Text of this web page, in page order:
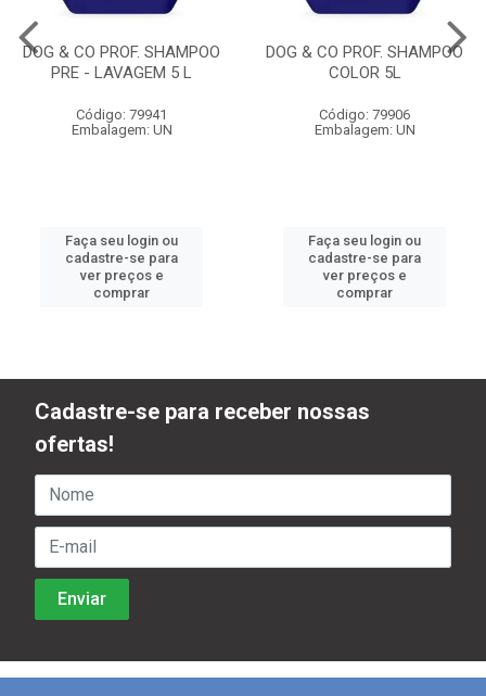
DOG & CO PROF. SHAMPOO
PRE - LAVAGEM 5 L
Código: 79941
Embalagem: UN
Faça seu login ou
cadastre-se para
ver preços e
comprar
DOG & CO PROF. SHAMPOO
COLOR 5L
Código: 79906
Embalagem: UN
Faça seu login ou
cadastre-se para
ver preços e
comprar
Cadastre-se para receber nossas
ofertas!